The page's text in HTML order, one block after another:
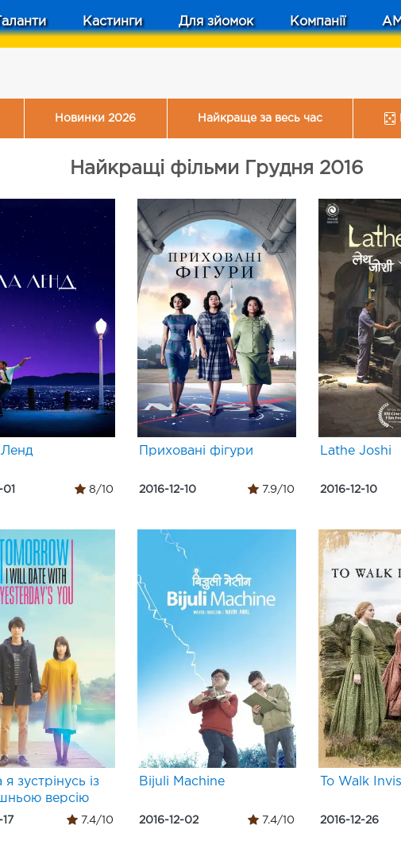
Кастинги Для зйомок Компанії
Новинки 2026 Найкраще за весь час
Найкращі фільми Грудня 2016
8/10
Приховані фігури
2016-12-10 7.9/10
Lathe Joshi
2016-12-10
я зустрінусь із
версію
7.4/10
Bijuli Machine
2016-12-02 7.4/10
To Walk
2016-12-26